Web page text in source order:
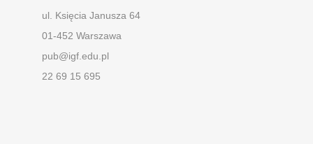
ul. Księcia Janusza 64
01-452 Warszawa
pub@igf.edu.pl
22 69 15 695